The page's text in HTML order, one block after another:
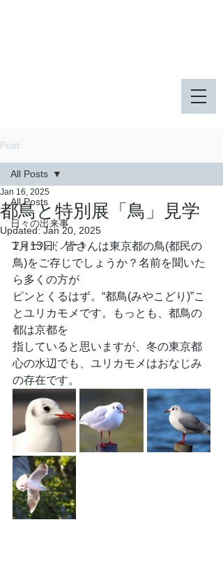
Post
All Posts
日々の出来事
フィールドノート
All Posts
都鳥と特別展「鳥」見学
Jan 16, 2025
Updated:Jan 20, 2025
1月13日、皆さんは東京都の鳥(都民の
鳥)をご存じでしょうか？名前を聞いた
ら多くの方が
ピンとくるはず。“都鳥(みやこどり)”こ
とユリカモメです。もっとも、都鳥の
都は京都を
指していると思いますが、冬の東京都
心の水辺でも、ユリカモメはおなじみ
の存在です。